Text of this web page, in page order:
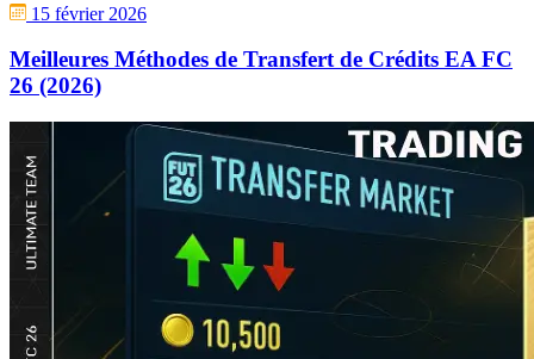
15 février 2026
Meilleures Méthodes de Transfert de Crédits EA FC
26 (2026)